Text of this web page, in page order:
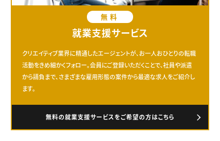
無料
就業支援サービス
クリエイティブ業界に精通したエージェントが、お一人おひとりの転職
活動をきめ細かくフォロー。会員にご登録いただくことで、社員や派遣
から請負まで、さまざまな雇用形態の案件から最適な求人をご紹介し
ます。
無料の就業支援サービスをご希望の方はこちら